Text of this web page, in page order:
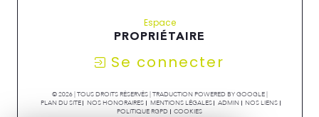
Espace
PROPRIÉTAIRE
Se connecter
© 2026 | TOUS DROITS RÉSERVÉS | TRADUCTION POWERED BY GOOGLE |
PLAN DU SITE
NOS HONORAIRES MENTIONS LÉGALES ADMIN
NOS LIENS
POLITIQUE RGPD
COOKIES